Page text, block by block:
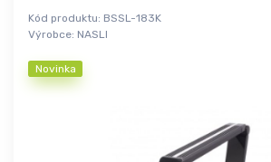
Kód produktu: BSSL-183K
Výrobce: NASLI
Novinka